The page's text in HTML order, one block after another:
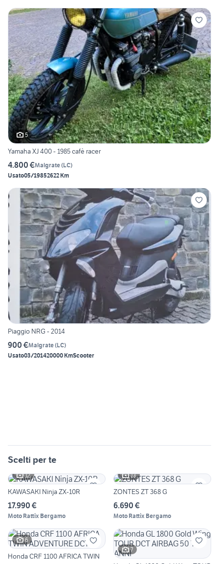
5
Yamaha XJ 400 - 1985 cafè racer
4.800 €Malgrate(LC)
Usato05/19852622 Km
Piaggio NRG - 2014
900 €Malgrate(LC)
Usato03/201420000 KmScooter
Scelti per te
12
KAWASAKI Ninja ZX-10R
17.990 €
Moto Rattix Bergamo
13
ZONTES ZT 368 G
6.690 €
Moto Rattix Bergamo
6
Honda CRF 1100 AFRICA TWIN
7